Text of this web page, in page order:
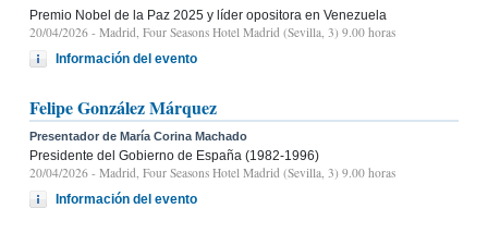
Premio Nobel de la Paz 2025 y líder opositora en Venezuela
20/04/2026 - Madrid, Four Seasons Hotel Madrid (Sevilla, 3) 9.00 horas
Información del evento
Felipe González Márquez
Presentador de María Corina Machado
Presidente del Gobierno de España (1982-1996)
20/04/2026 - Madrid, Four Seasons Hotel Madrid (Sevilla, 3) 9.00 horas
Información del evento